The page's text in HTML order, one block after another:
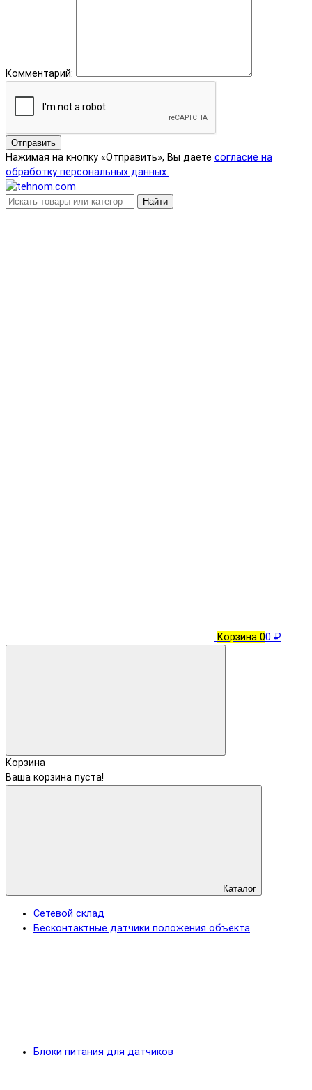
Комментарий:
Отправить
Нажимая на кнопку «Отправить», Вы даете согласие на
обработку персональных данных.
Найти
Корзина 00 ₽
Корзина
Ваша корзина пуста!
Каталог
Сетевой склад
Бесконтактные датчики положения объекта
Блоки питания для датчиков